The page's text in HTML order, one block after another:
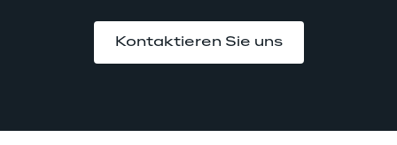
Kontaktieren Sie uns